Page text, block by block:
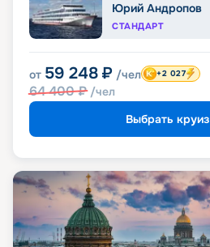
Юрий Андропов
СТАНДАРТ
от 59 248 ₽ /чел
64 400₽ /чел
+2 027
Выбрать круиз